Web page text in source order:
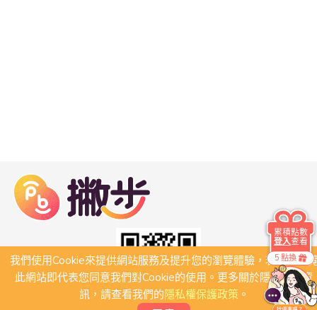
我們使用Cookie來提供網站服務及提升您的瀏覽體驗，若繼續瀏
此網站即代表您同意我們對Cookie的使用。更多關於隱私保護資
訊，請查看我們的隱私權保護政策。
5 點換
累積點數
登入查看